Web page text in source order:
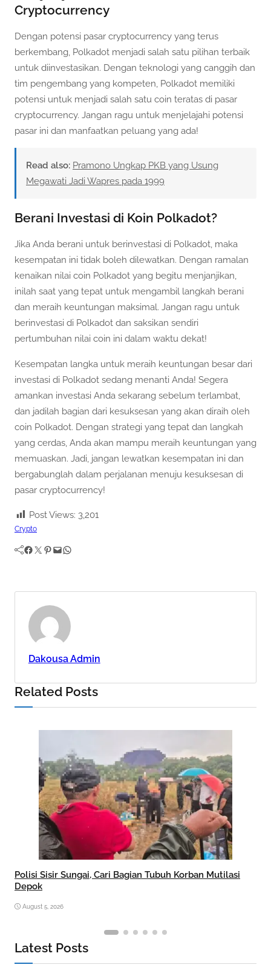
Cryptocurrency
Dengan potensi pasar cryptocurrency yang terus
berkembang, Polkadot menjadi salah satu pilihan terbaik
untuk diinvestasikan. Dengan teknologi yang canggih dan
tim pengembang yang kompeten, Polkadot memiliki
potensi untuk menjadi salah satu coin teratas di pasar
cryptocurrency. Jangan ragu untuk menjelajahi potensi
pasar ini dan manfaatkan peluang yang ada!
Read also: Pramono Ungkap PKB yang Usung
Megawati Jadi Wapres pada 1999
Berani Investasi di Koin Polkadot?
Jika Anda berani untuk berinvestasi di Polkadot, maka
kesempatan ini tidak boleh dilewatkan. Dengan ramalan
kenaikan nilai coin Polkadot yang begitu menjanjikan,
inilah saat yang tepat untuk mengambil langkah berani
dan meraih keuntungan maksimal. Jangan ragu untuk
berinvestasi di Polkadot dan saksikan sendiri
pertumbuhan nilai coin ini dalam waktu dekat!
Kesempatan langka untuk meraih keuntungan besar dari
investasi di Polkadot sedang menanti Anda! Segera
amankan investasi Anda sekarang sebelum terlambat,
dan jadilah bagian dari kesuksesan yang akan diraih oleh
coin Polkadot. Dengan strategi yang tepat dan langkah
yang cerdas, Anda akan mampu meraih keuntungan yang
memuaskan. Jadi, jangan lewatkan kesempatan ini dan
bergabunglah dalam perjalanan menuju kesuksesan di
pasar cryptocurrency!
Post Views: 3,201
Crypto
Facebook Twitter Pinterest Mail WhatsApp
Dakousa Admin
Related Posts
Polisi Sisir Sungai, Cari Bagian Tubuh Korban Mutilasi
Depok
August 5, 2026
Latest Posts